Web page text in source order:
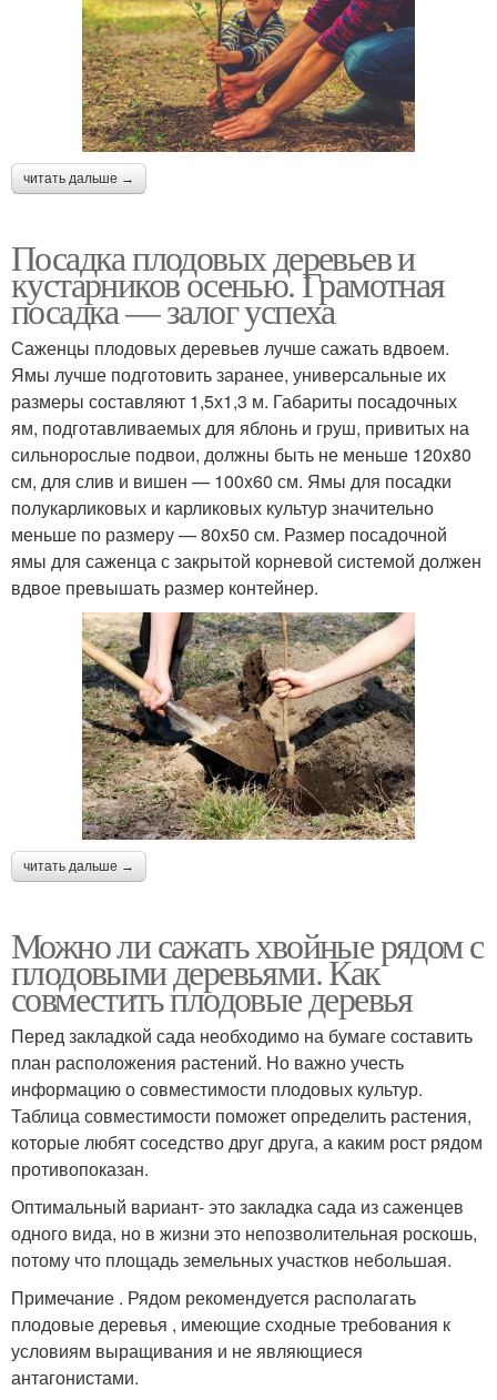
читать дальше →
Посадка плодовых деревьев и
кустарников осенью. Грамотная
посадка — залог успеха
Саженцы плодовых деревьев лучше сажать вдвоем.
Ямы лучше подготовить заранее, универсальные их
размеры составляют 1,5х1,3 м. Габариты посадочных
ям, подготавливаемых для яблонь и груш, привитых на
сильнорослые подвои, должны быть не меньше 120x80
см, для слив и вишен — 100x60 см. Ямы для посадки
полукарликовых и карликовых культур значительно
меньше по размеру — 80x50 см. Размер посадочной
ямы для саженца с закрытой корневой системой должен
вдвое превышать размер контейнер.
читать дальше →
Можно ли сажать хвойные рядом с
плодовыми деревьями. Как
совместить плодовые деревья
Перед закладкой сада необходимо на бумаге составить
план расположения растений. Но важно учесть
информацию о совместимости плодовых культур.
Таблица совместимости поможет определить растения,
которые любят соседство друг друга, а каким рост рядом
противопоказан.
Оптимальный вариант- это закладка сада из саженцев
одного вида, но в жизни это непозволительная роскошь,
потому что площадь земельных участков небольшая.
Примечание . Рядом рекомендуется располагать
плодовые деревья , имеющие сходные требования к
условиям выращивания и не являющиеся
антагонистами.